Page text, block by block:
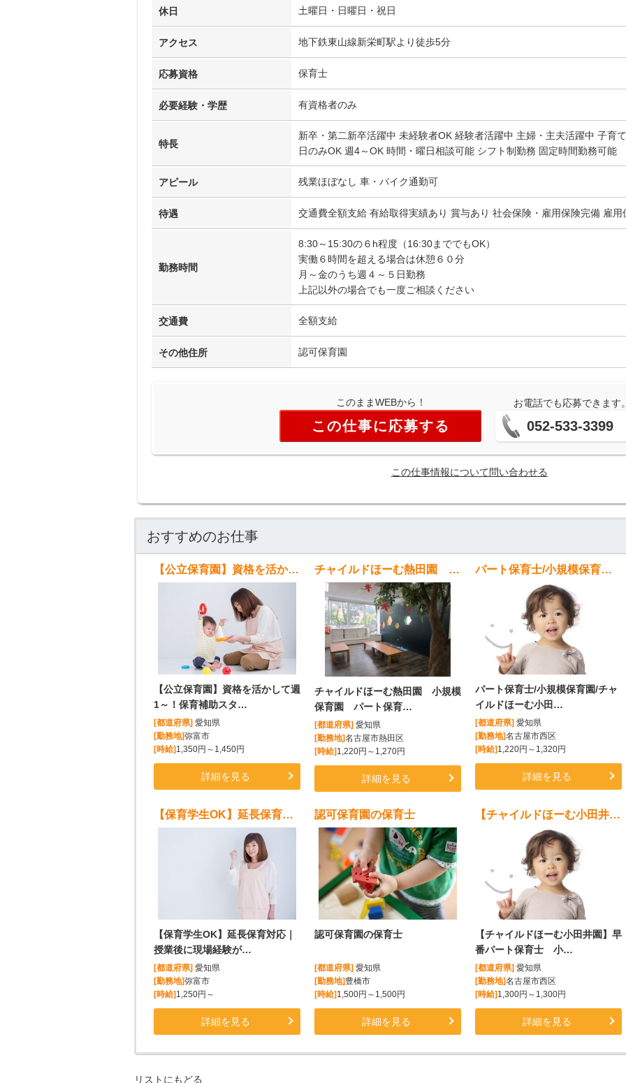
休日 土曜日・日曜日・祝日
アクセス 地下鉄東山線新栄町駅より徒歩5分
応募資格 保育士
必要経験・学歴 有資格者のみ
特長
新卒・第二新卒活躍中 未経験者OK 経験者活躍中 主婦・主夫活躍中 子育
日のみOK 週4～OK 時間・曜日相談可能 シフト制勤務 固定時間勤務可能
アピール 残業ほぼなし 車・バイク通勤可
待遇 交通費全額支給 有給取得実績あり 賞与あり 社会保険・雇用保険完備 雇用
勤務時間
8:30～15:30の６h程度（16:30まででもOK）
実働６時間を超える場合は休憩６０分
月～金のうち週４～５日勤務
上記以外の場合でも一度ご相談ください
交通費 全額支給
その他住所 認可保育園
このままWEBから！
この仕事に応募する
お電話でも応募できます。
052-533-3399
この仕事情報について問い合わせる
おすすめのお仕事
【公立保育園】資格を活かして週1～！保育補助スタッフ募集
【公立保育園】資格を活かして週
1～！保育補助スタ…
[都道府県] 愛知県
[勤務地]弥富市
[時給] 1,350円～1,450円
詳細を見る
チャイルドほーむ熱田園 小規模保育園 パート保育士 週3～5日
チャイルドほーむ熱田園 小規模
保育園 パート保育…
[都道府県] 愛知県
[勤務地]名古屋市熱田区
[時給] 1,220円～1,270円
詳細を見る
パート保育士/小規模保育園/チャイルドほーむ小田井園(名古屋市西区）
パート保育士/小規模保育園/チャ
イルドほーむ小田…
[都道府県] 愛知県
[勤務地]名古屋市西区
[時給] 1,220円～1,320円
詳細を見る
【保育学生OK】延長保育対応｜授業後に現場経験が積める♪
【保育学生OK】延長保育対応｜
授業後に現場経験が…
[都道府県] 愛知県
[勤務地]弥富市
[時給] 1,250円～
詳細を見る
認可保育園の保育士
認可保育園の保育士
[都道府県] 愛知県
[勤務地] 豊橋市
[時給] 1,500円～1,500円
詳細を見る
【チャイルドほーむ小田井園】早番パート保育士 小規模保育園 1日2.5時間
【チャイルドほーむ小田井園】早
番パート保育士 小…
[都道府県] 愛知県
[勤務地]名古屋市西区
[時給] 1,300円～1,300円
詳細を見る
リストにもどる